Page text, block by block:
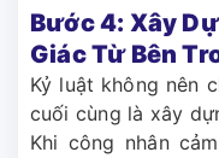
Bước 4: Xây
Giác Từ Bên
Kỷ luật không nên
cuối cùng là xây
Khi công nhân